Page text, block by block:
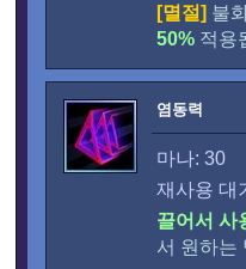
[멸절] 불
50% 적용
염동력
마나: 30
재사용 대
끌어서 사
서 원하는